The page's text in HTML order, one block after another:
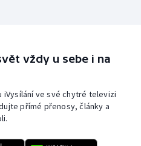
vždy u sebe i na
iVysílání ve své chytré televizi
přímé přenosy, články a